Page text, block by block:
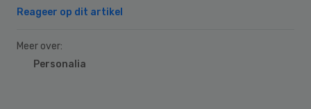
Reageer op dit artikel
Meer over:
Personalia